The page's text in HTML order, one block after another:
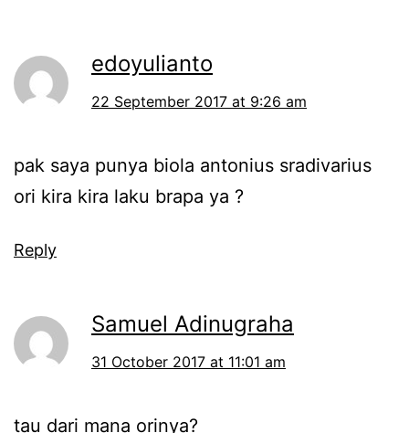
edoyulianto
22 September 2017 at 9:26 am
pak saya punya biola antonius sradivarius
ori kira kira laku brapa ya ?
Reply
Samuel Adinugraha
31 October 2017 at 11:01 am
tau dari mana orinya?